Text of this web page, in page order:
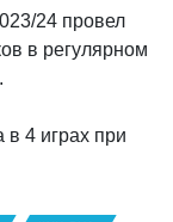
24 провел
в регулярном
в 4 играх при